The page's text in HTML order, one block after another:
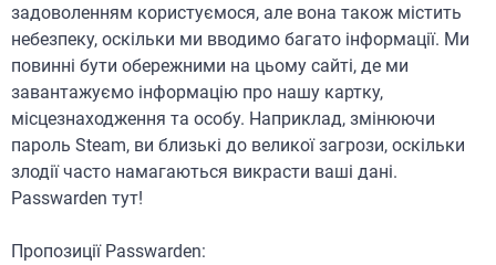
задоволенням користуємося, але вона також містить
небезпеку, оскільки ми вводимо багато інформації. Ми
повинні бути обережними на цьому сайті, де ми
завантажуємо інформацію про нашу картку,
місцезнаходження та особу. Наприклад, змінюючи
пароль Steam, ви близькі до великої загрози, оскільки
злодії часто намагаються викрасти ваші дані.
Passwarden тут!
Пропозиції Passwarden: